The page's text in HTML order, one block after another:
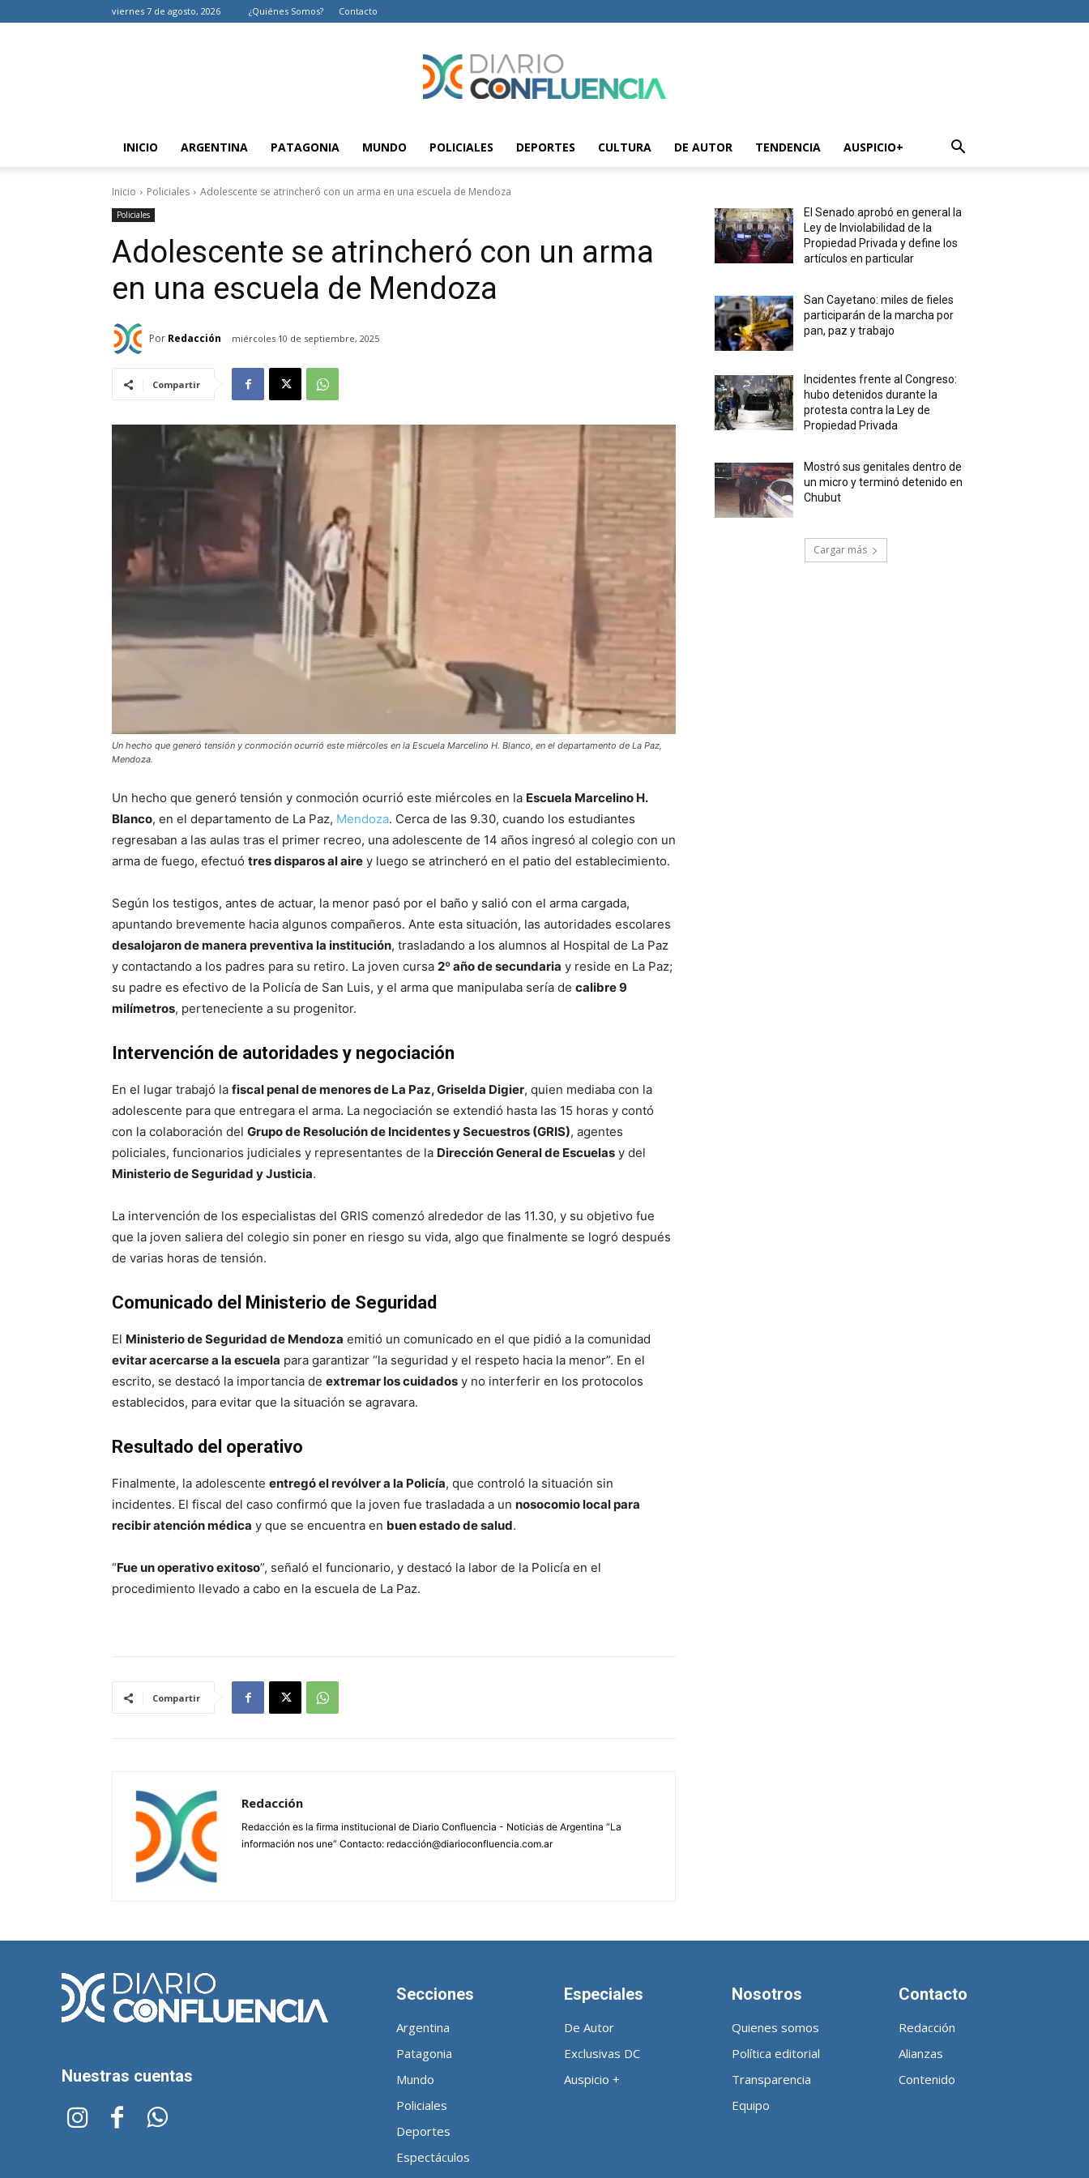
viernes 7 de agosto, 2026 ¿Quiénes Somos? Contacto
Diario
Confluencia
Noticias
Argentina
INICIO ARGENTINA PATAGONIA MUNDO POLICIALES DEPORTES CULTURA DE AUTOR TENDENCIA AUSPICIO+
Inicio Policiales Adolescente se atrincheró con un arma en una escuela de Mendoza
Policiales
Adolescente se atrincheró con un arma
en una escuela de Mendoza
Por Redacción miércoles 10 de septiembre, 2025
Compartir
Un hecho que generó tensión y conmoción ocurrió este miércoles en la Escuela Marcelino H. Blanco, en el departamento de La Paz,
Mendoza.
Un hecho que generó tensión y conmoción ocurrió este miércoles en la Escuela Marcelino H.
Blanco, en el departamento de La Paz, Mendoza. Cerca de las 9.30, cuando los estudiantes
regresaban a las aulas tras el primer recreo, una adolescente de 14 años ingresó al colegio con un
arma de fuego, efectuó tres disparos al aire y luego se atrincheró en el patio del establecimiento.
Según los testigos, antes de actuar, la menor pasó por el baño y salió con el arma cargada,
apuntando brevemente hacia algunos compañeros. Ante esta situación, las autoridades escolares
desalojaron de manera preventiva la institución, trasladando a los alumnos al Hospital de La Paz
y contactando a los padres para su retiro. La joven cursa 2º año de secundaria y reside en La Paz;
su padre es efectivo de la Policía de San Luis, y el arma que manipulaba sería de calibre 9
milímetros, perteneciente a su progenitor.
Intervención de autoridades y negociación
En el lugar trabajó la fiscal penal de menores de La Paz, Griselda Digier, quien mediaba con la
adolescente para que entregara el arma. La negociación se extendió hasta las 15 horas y contó
con la colaboración del Grupo de Resolución de Incidentes y Secuestros (GRIS), agentes
policiales, funcionarios judiciales y representantes de la Dirección General de Escuelas y del
Ministerio de Seguridad y Justicia.
La intervención de los especialistas del GRIS comenzó alrededor de las 11.30, y su objetivo fue
que la joven saliera del colegio sin poner en riesgo su vida, algo que finalmente se logró después
de varias horas de tensión.
Comunicado del Ministerio de Seguridad
El Ministerio de Seguridad de Mendoza emitió un comunicado en el que pidió a la comunidad
evitar acercarse a la escuela para garantizar “la seguridad y el respeto hacia la menor”. En el
escrito, se destacó la importancia de extremar los cuidados y no interferir en los protocolos
establecidos, para evitar que la situación se agravara.
Resultado del operativo
Finalmente, la adolescente entregó el revólver a la Policía, que controló la situación sin
incidentes. El fiscal del caso confirmó que la joven fue trasladada a un nosocomio local para
recibir atención médica y que se encuentra en buen estado de salud.
“Fue un operativo exitoso”, señaló el funcionario, y destacó la labor de la Policía en el
procedimiento llevado a cabo en la escuela de La Paz.
Compartir
Redacción
Redacción es la firma institucional de Diario Confluencia - Noticias de Argentina “La
información nos une” Contacto: redacción@diarioconfluencia.com.ar
El Senado aprobó en general la
Ley de Inviolabilidad de la
Propiedad Privada y define los
artículos en particular
San Cayetano: miles de fieles
participarán de la marcha por
pan, paz y trabajo
Incidentes frente al Congreso:
hubo detenidos durante la
protesta contra la Ley de
Propiedad Privada
Mostró sus genitales dentro de
un micro y terminó detenido en
Chubut
Cargar más
Nuestras cuentas
Secciones
Argentina
Patagonia
Mundo
Policiales
Deportes
Espectáculos
Especiales
De Autor
Exclusivas DC
Auspicio +
Nosotros
Quienes somos
Política editorial
Transparencia
Equipo
Contacto
Redacción
Alianzas
Contenido